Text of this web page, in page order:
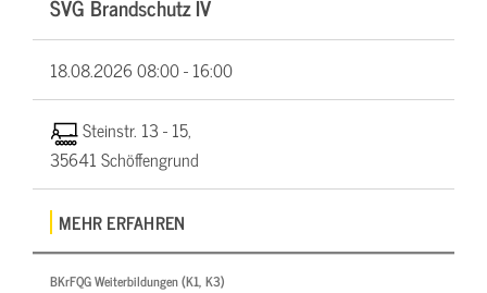
SVG Brandschutz IV
18.08.202608:00 - 16:00
Steinstr. 13 - 15,
35641 Schöffengrund
MEHR ERFAHREN
BKrFQG Weiterbildungen (K1, K3)